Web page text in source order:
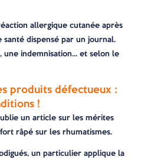
allergique cutanée après
santé dispensé par un journal.
une indemnisation… et selon le
produits défectueux :
!
un article sur les mérites
râpé sur les rhumatismes.
un particulier applique la